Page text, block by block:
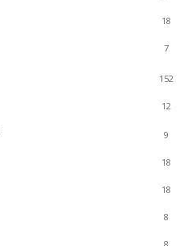
18
7
152
12
9
18
18
8